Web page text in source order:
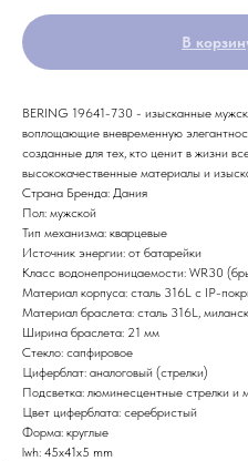
В
BERING 19641-730 - изысканные
воплощающие вневременную
созданные для тех, кто ценит в жизни
высококачественные материалы и
Страна Бренда: Дания
Пол: мужской
Тип механизма: кварцевые
Источник энергии: от батарейки
Класс водонепроницаемости: WR30
Материал корпуса: сталь 316L с IP-
Материал браслета: сталь 316L,
Ширина браслета: 21 мм
Стекло: сапфировое
Циферблат: аналоговый (стрелки)
Подсветка: люминесцентные стрелки и
Цвет циферблата: серебристый
Форма: круглые
lwh: 45x41x5 mm